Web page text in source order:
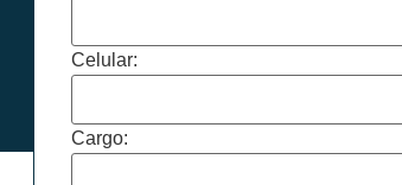
Celular:
Cargo: